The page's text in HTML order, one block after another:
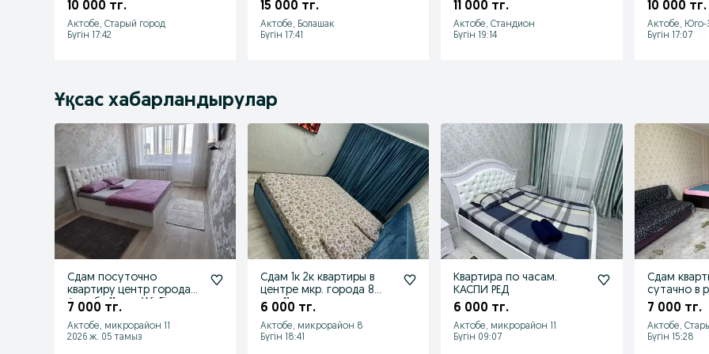
10 000 тг.
Актобе, Старый город
Бүгін 17:42
15 000 тг.
Актобе, Болашак
Бүгін 17:41
11 000 тг.
Актобе, Стандион
Бүгін 19:14
10 000 тг.
Актобе, Юго-
Бүгін 17:07
Ұқсас хабарландырулар
Сдам посуточно
квартиру центр города
Актобе 11 мкр Wi-Fi
7 000 тг.
Актобе, микрорайон 11
2026 ж. 05 тамыз
Сдам 1к 2к квартиры в
центре мкр. города 8
мкр 11 мкр
6 000 тг.
Актобе, микрорайон 8
Бүгін 18:41
Квартира по часам.
КАСПИ РЕД
6 000 тг.
Актобе, микрорайон 11
Бүгін 09:07
Сдам
сутачно в
вокзала
7 000 тг.
Актобе,
Бүгін 15:28